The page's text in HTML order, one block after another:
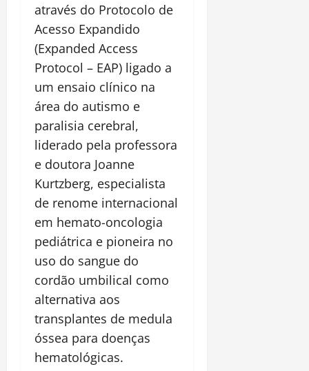
através do Protocolo de
Acesso Expandido
(Expanded Access
Protocol – EAP) ligado a
um ensaio clínico na
área do autismo e
paralisia cerebral,
liderado pela professora
e doutora Joanne
Kurtzberg, especialista
de renome internacional
em hemato-oncologia
pediátrica e pioneira no
uso do sangue do
cordão umbilical como
alternativa aos
transplantes de medula
óssea para doenças
hematológicas.